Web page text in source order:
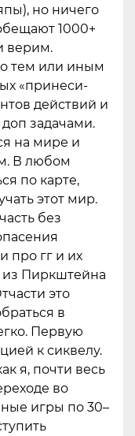
но ничего
1000+
верим.
тем или иным
«принеси-
действий и
задачами.
на мире и
В любом
по карте,
этот мир.
без
про гг и их
Пиркштейна
это
в
Первую
к сиквелу.
я, почти весь
во
игры по 30–